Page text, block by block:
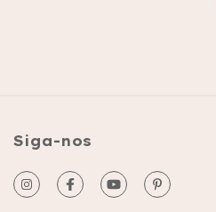
Siga-nos